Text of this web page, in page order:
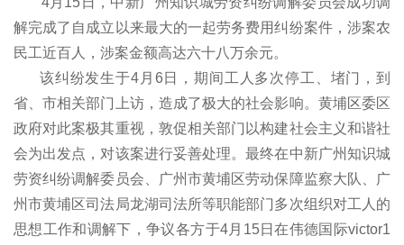
解完成了自成立以来最大的一起劳务费用纠纷案件，涉案农
民工近百人，涉案金额高达六十八万余元。
该纠纷发生于4月6日，期间工人多次停工、堵门，到
省、市相关部门上访，造成了极大的社会影响。黄埔区委区
政府对此案极其重视，敦促相关部门以构建社会主义和谐社
会为出发点，对该案进行妥善处理。最终在中新广州知识城
劳资纠纷调解委员会、广州市黄埔区劳动保障监察大队、广
州市黄埔区司法局龙湖司法所等职能部门多次组织对工人的
思想工作和调解下，争议各方于4月15日在伟德国际victor1